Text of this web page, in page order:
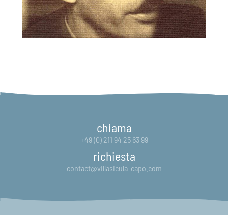
chiama
+49 (0) 211 94 25 63 99
richiesta
contact@villasicula-capo.com